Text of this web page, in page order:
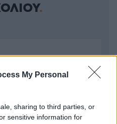
My Personal
sharing to third parties, or
sensitive information for